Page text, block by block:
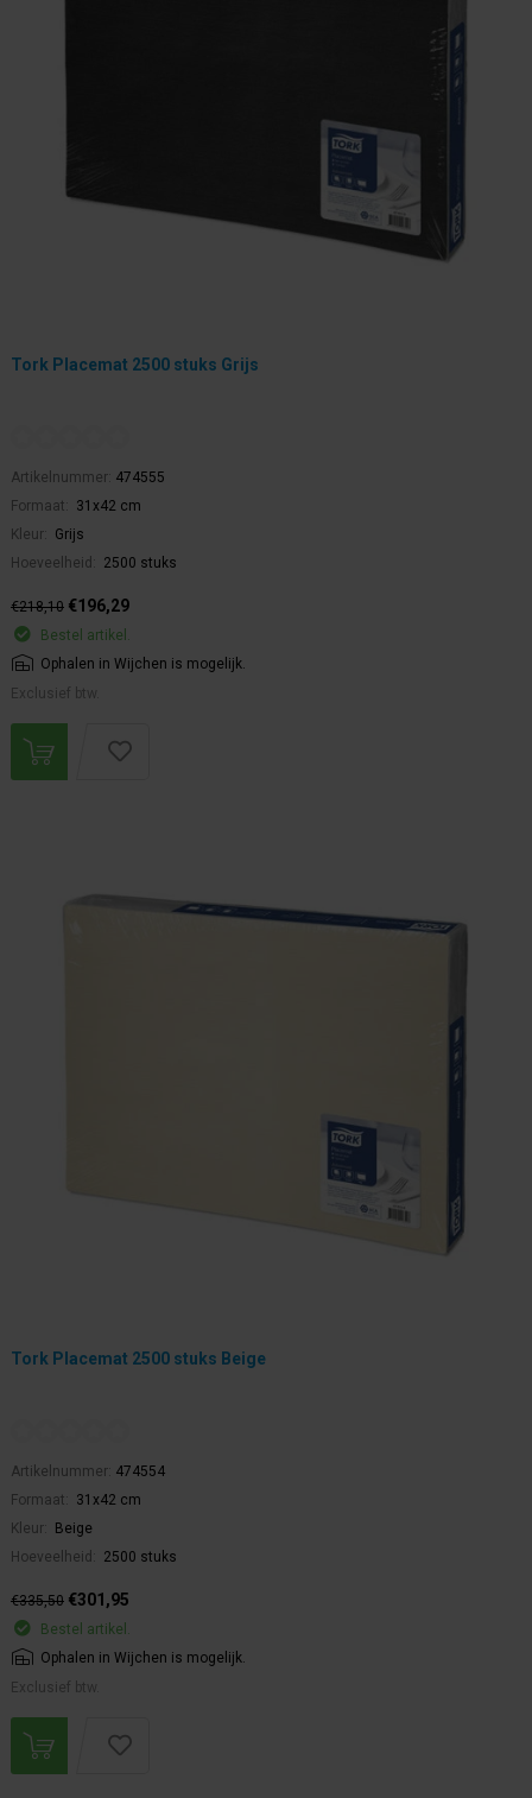
Tork Placemat 2500 stuks Grijs
Artikelnummer: 474555
Formaat:
31x42 cm
Kleur:
Grijs
Hoeveelheid:
2500 stuks
€218,10 €196,29
Bestel artikel.
Ophalen in Wijchen is mogelijk.
Exclusief btw.
Tork Placemat 2500 stuks Beige
Artikelnummer: 474554
Formaat:
31x42 cm
Kleur:
Beige
Hoeveelheid:
2500 stuks
€335,50 €301,95
Bestel artikel.
Ophalen in Wijchen is mogelijk.
Exclusief btw.